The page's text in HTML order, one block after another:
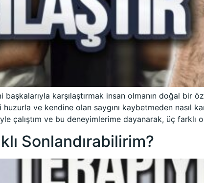
karşılaştırmak insan olmanın doğal bir
ve kendine olan saygını kaybetmeden nasıl
çalıştım ve bu deneyimlerime dayanarak, üç farklı
Sonlandırabilirim?